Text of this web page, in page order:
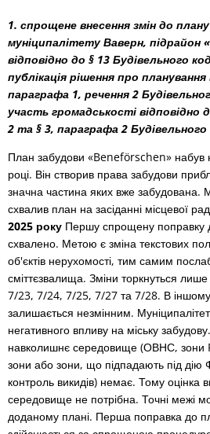
розвитку
OG
Wawern,
підрайон
"Beneförstchen"
1. спрощене внесення змін до
муніципалітету Ваверн, підрайон
відповідно до § 13 Будівельного
публікація рішення про планування
параграфа 1, речення 2
участь громадськості
2 та § 3, параграфа 2 Будівельного
План забудови «Beneförschen» набув
році. Він створив права забудови
значна частина яких вже забудована.
схвалив план на засіданні місцевої
2025 року Першу спрощену поправку
схвалено. Метою є зміна текстових
об'єктів нерухомості, тим самим
сміттєзвалища. Зміни торкнуться
7/23, 7/24, 7/25, 7/27 та 7/28. В
залишається незмінним.
негативного впливу на міську
навколишнє середовище (ОВНС, зони
зони або зони, що підпадають під дію
контроль викидів) немає. Тому оцінка
середовище не потрібна. Точні межі
доданому плані. Перша поправка до